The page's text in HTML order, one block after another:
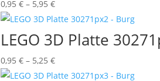
0,95 € – 5,95 €Preisspanne:
0,95 €
bis
5,95 €
LEGO 3D Platte
0,95 € – 5,25 €Preisspanne:
0,95 €